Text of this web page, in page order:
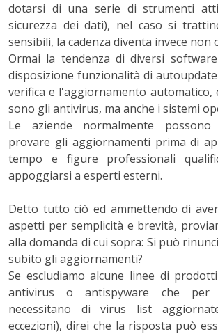
dotarsi di una serie di strumenti
sicurezza dei dati), nel caso si
sensibili, la cadenza diventa invece non
Ormai la tendenza di diversi
disposizione funzionalità di
verifica e l'aggiornamento automatico,
sono gli antivirus, ma anche i sistemi
Le aziende normalmente
provare gli aggiornamenti prima di
tempo e figure professionali
appoggiarsi a esperti esterni.
Detto tutto ciò ed ammettendo di
aspetti per semplicità e brevità,
alla domanda di cui sopra: Si può
subito gli aggiornamenti?
Se escludiamo alcune linee di
antivirus o antispyware che per
necessitano di virus list
eccezioni), direi che la risposta può